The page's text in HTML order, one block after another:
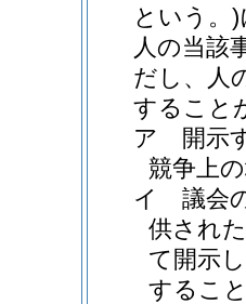
という。)
人の当該
だし、人
すること
ア
開示
競争上
イ
議会
供され
て開示
するこ